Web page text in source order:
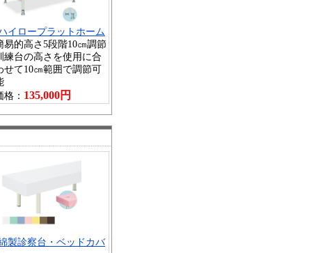
イロープラットホーム
易的高さ5段階10㎝調節
練台の高さを使用に合
せて10㎝範囲で調節可
格： 135,000円
製診察台・ベッドカバ